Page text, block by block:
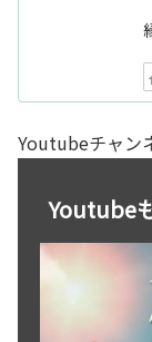
Youtubeチャン
Youtube